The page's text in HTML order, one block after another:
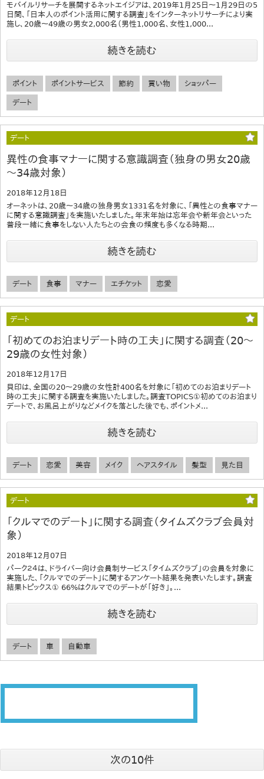
モバイルリサーチを展開するネットエイジアは、2019年1月25日～1月29日の5
日間、「日本人のポイント活用に関する調査」をインターネットリサーチにより実
施し、20歳～49歳の男女2,000名（男性1,000名、女性1,000...
続きを読む
ポイント ポイントサービス 節約 買い物 ショッパー
デート
デート
異性の食事マナーに関する意識調査（独身の男女20歳
～34歳対象）
2018年12月18日
オーネットは、20歳～34歳の独身男女1331名を対象に、「異性との食事マナー
に関する意識調査」を実施いたしました。年末年始は忘年会や新年会といった
普段一緒に食事をしない人たちとの会食の頻度も多くなる時期...
続きを読む
デート 食事 マナー エチケット 恋愛
デート
「初めてのお泊まりデート時の工夫」に関する調査（20～
29歳の女性対象）
2018年12月17日
貝印は、全国の20～29歳の女性計400名を対象に「初めてのお泊まりデート
時の工夫」に関する調査を実施いたしました。調査TOPICS①初めてのお泊まり
デートで、お風呂上がりなどメイクを落とした後でも、ポイントメ...
続きを読む
デート 恋愛 美容 メイク ヘアスタイル 髪型 見た目
デート
「クルマでのデート」に関する調査（タイムズクラブ会員対
象）
2018年12月07日
パーク２４は、ドライバー向け会員制サービス「タイムズクラブ」の会員を対象に
実施した、「クルマでのデート」に関するアンケート結果を発表いたします。調査
結果トピックス① 66%はクルマでのデートが「好き」。...
続きを読む
デート 車 自動車
次の10件